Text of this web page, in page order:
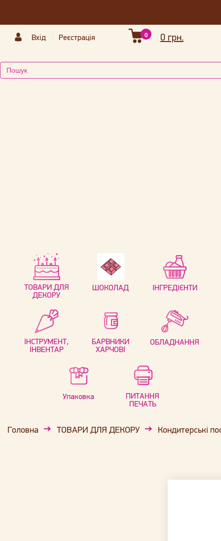
Вхід Реєстрація 0 грн.
0
ТОВАРИ ДЛЯ
ДЕКОРУ
ШОКОЛАД ІНГРЕДІЄНТИ
ІНСТРУМЕНТ,
ІНВЕНТАР
БАРВНИКИ
ХАРЧОВІ
ОБЛАДНАННЯ
Упаковка
ПИТАННЯ
ПЕЧАТЬ
Головна ТОВАРИ ДЛЯ ДЕКОРУ Кондитерські